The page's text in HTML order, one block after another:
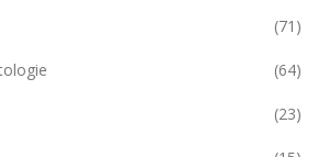
(71)
(64)
(23)